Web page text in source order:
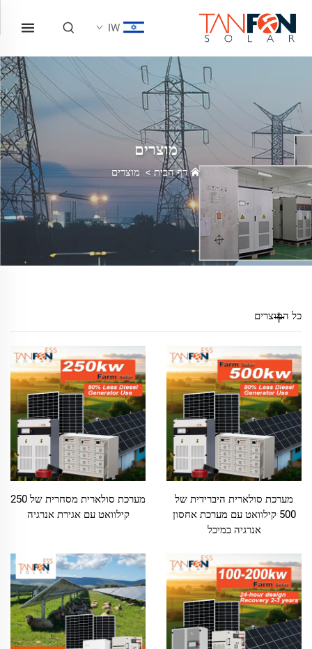
IW
מוצרים
דף הבית > מוצרים
כל המוצרים
מערכת סולארית היברידית של
500 קילוואט עם מערכת אחסון
אנרגיה במיכל
מערכת סולארית מסחרית של 250
קילוואט עם אגירת אנרגיה